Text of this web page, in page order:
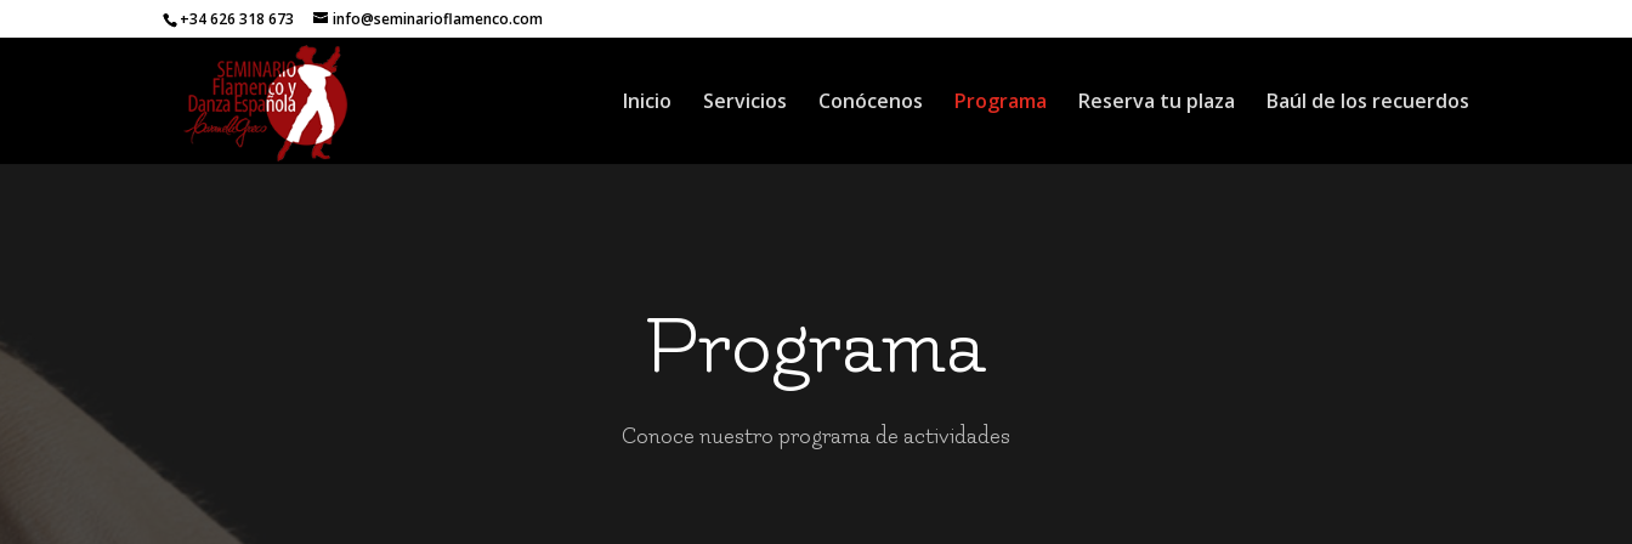
+34 626 318 673 info@seminarioflamenco.com
Inicio Servicios Conócenos Programa Reserva tu plaza Baúl de los recuerdos
Programa
Conoce nuestro programa de actividades